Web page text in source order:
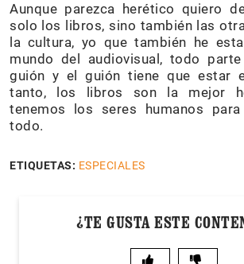
Aunque parezca herético quiero
solo los libros, sino también las
la cultura, yo que también he
mundo del audiovisual, todo
guión y el guión tiene que estar
tanto, los libros son la mejor
tenemos los seres humanos
todo.
ETIQUETAS: ESPECIALES
¿TE GUSTA ESTE